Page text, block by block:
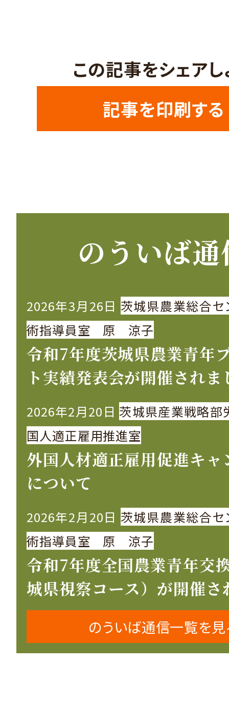
この記事をシェアし
記事を印刷する
のういば
2026年3月26日 茨城県農業総合セ
術指導員室 原 涼子
令和7年度茨城県農業青年
ト実績発表会が開催されま
2026年2月20日 茨城県産業戦略部
国人適正雇用推進室
外国人材適正雇用促進キャ
について
2026年2月20日 茨城県農業総合セ
術指導員室 原 涼子
令和7年度全国農業青年交
城県視察コース）が開催さ
のういば通信一覧を